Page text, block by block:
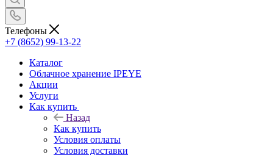
Телефоны
+7 (8652) 99-13-22
Каталог
Облачное хранение IPEYE
Акции
Услуги
Как купить
Назад
Как купить
Условия оплаты
Условия доставки